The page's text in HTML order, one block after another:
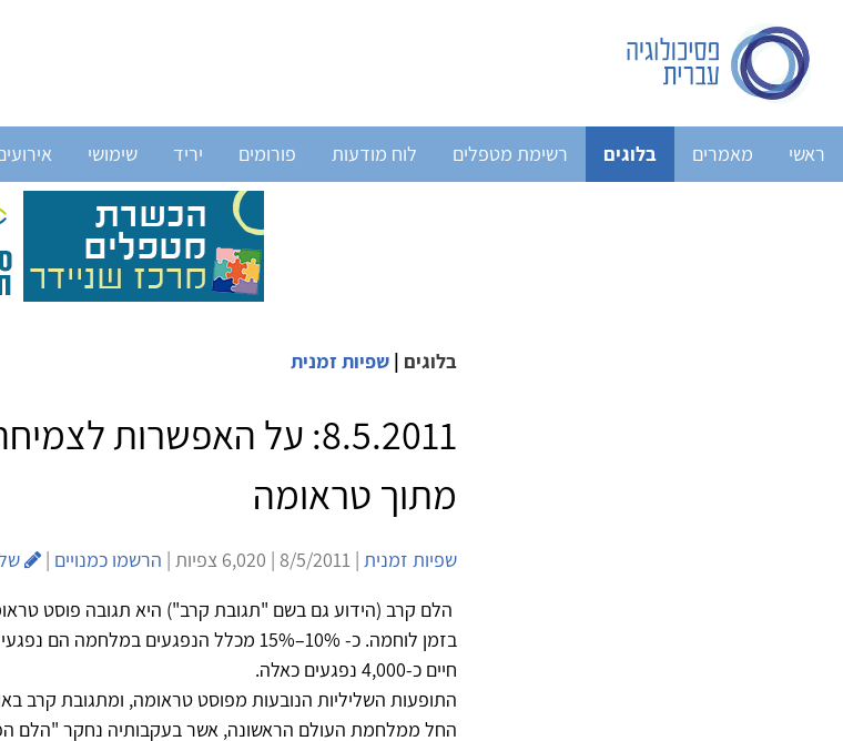
ראשי מאמרים בלוגים רשימת מטפלים לוח מודעות פורומים יריד שימושי
בלוגים | שפיות זמנית
8.5.2011: על האפשרות
מתוך טראומה
שפיות זמנית | 8/5/2011 | 6,020 צפיות | הרשמו כמנויים |
הלם קרב (הידוע גם בשם "תגובת קרב") היא תגובה פוסט
בזמן לוחמה. כ- 10%–15% מכלל הנפגעים במלחמה הם נפגעי הלם קרב, ולפי נתוני
חיים כ-4,000 נפגעים כאלה.
התופעות השליליות הנובעות מפוסט טראומה, ומתגובת קרב